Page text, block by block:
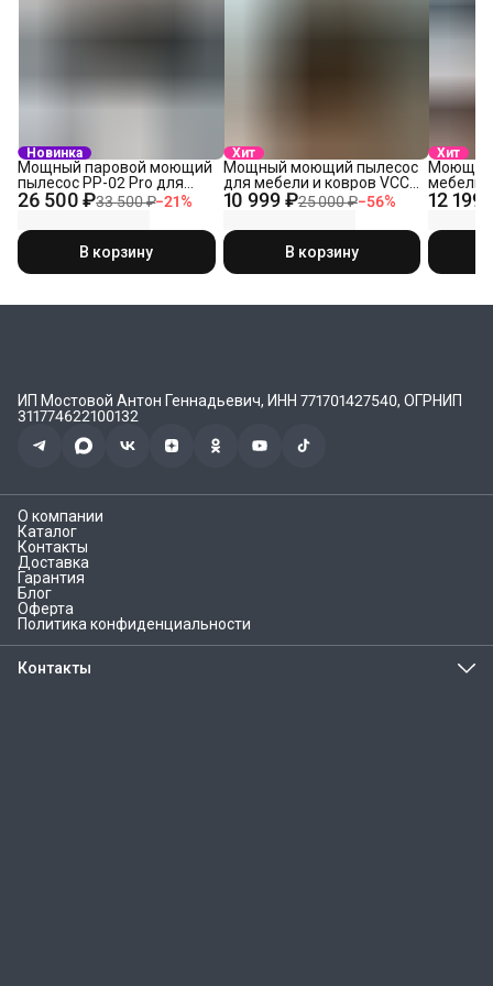
Новинка
26 500 ₽33 500 ₽−21%
Мощный паровой моющий
пылесос PP-02 Pro для
химчистки мебели, авто,
ковров
В корзину
Хит
10 999 ₽25 000 ₽−56%
Мощный моющий пылесос
для мебели и ковров VCC-
04 Ultra
В корзину
Хит
12 199
Моющий
мебели
ИП Мостовой Антон Геннадьевич, ИНН 771701427540, ОГРНИП
311774622100132
О компании
Каталог
Контакты
Доставка
Гарантия
Блог
Оферта
Политика конфиденциальности
Контакты